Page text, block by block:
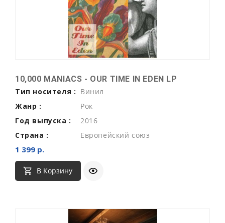
10,000 MANIACS - OUR TIME IN EDEN LP
Тип носителя : Винил
Жанр :
Рок
Год выпуска :
2016
Страна :
Европейский союз
1 399 р.
В Корзину